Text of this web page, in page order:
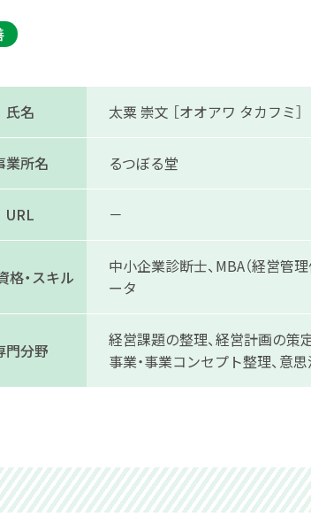
氏名 太粟 崇文 ［オオアワ タカフミ］
業所名 るつぼる堂
URL －
格・スキル
中小企業診断士、MBA（経営管
ータ
門分野
経営課題の整理、経営計画の策
事業・事業コンセプト整理、意